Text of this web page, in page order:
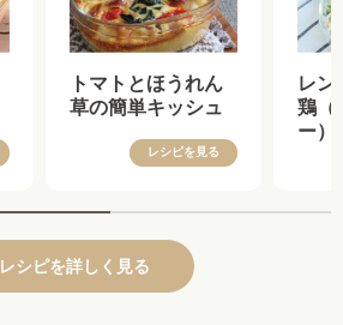
トマトとほうれん
草の簡単キッシュ
レシピを見る
レン
鶏（
ー）
レシピを詳しく見る